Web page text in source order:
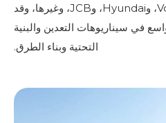
وHitachi، وDoosan، وVolvo، وHyundai، وJCB، وغيرها، وقد
في سيناريوهات التعدين والبنية
التحتية وبناء الطرق.